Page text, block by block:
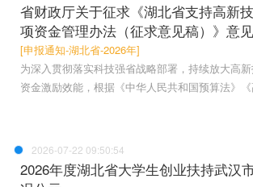
省财政厅关于征求《湖北省支持高新
项资金管理办法（征求意见稿）》意
[申报通知-湖北省-2026年]
为深入贯彻落实科技强省战略部署，持续放大高
资金激励效能，根据《中华人民共和国预算法》
2026-07-22 09:50:54
2026年度湖北省大学生创业扶持武汉